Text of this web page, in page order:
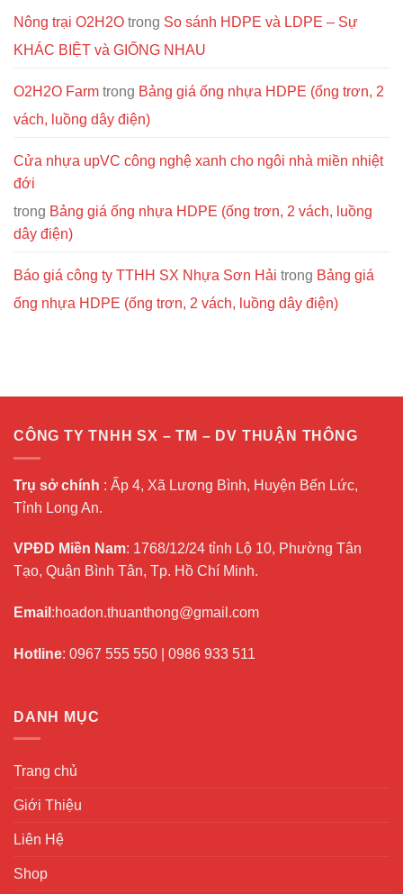
Nông trại O2H2O trong So sánh HDPE và LDPE – Sự
KHÁC BIỆT và GIỐNG NHAU
O2H2O Farm trong Bảng giá ống nhựa HDPE (ống trơn, 2
vách, luồng dây điện)
Cửa nhựa upVC công nghệ xanh cho ngôi nhà miền nhiệt
đới
trong Bảng giá ống nhựa HDPE (ống trơn, 2 vách, luồng
dây điện)
Báo giá công ty TTHH SX Nhựa Sơn Hải trong Bảng giá
ống nhựa HDPE (ống trơn, 2 vách, luồng dây điện)
CÔNG TY TNHH SX – TM – DV THUẬN THÔNG
Trụ sở chính : Ấp 4, Xã Lương Bình, Huyện Bến Lức,
Tỉnh Long An.
VPĐD Miền Nam: 1768/12/24 tỉnh Lộ 10, Phường Tân
Tạo, Quận Bình Tân, Tp. Hồ Chí Minh.
Email :hoadon.thuanthong@gmail.com
Hotline: 0967 555 550 0986 933 511
DANH MỤC
Trang chủ
Giới Thiệu
Liên Hệ
Shop